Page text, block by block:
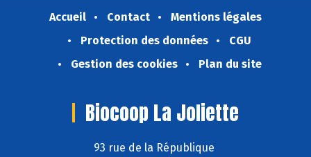
Accueil Contact
Mentions légales
Protection des données
CGU
Gestion des cookies
Plan du site
Biocoop La Joliette
93 rue de la République